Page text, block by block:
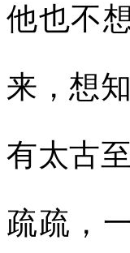
他也不
来，想
有太古
疏疏，